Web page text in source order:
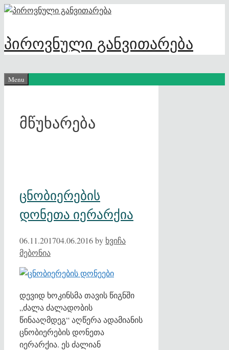
Skip
content
პიროვნული განვითარება
Menu
მწუხარება
ცნობიერების
დონეთა იერარქია
06.11.201704.06.2016by ხვიჩა
მებონია
დევიდ ხოკინსმა თავის წიგნში
„ძალა ძალადობის
წინააღმდეგ“ აღწერა ადამიანის
ცნობიერების დონეთა
იერარქია. ეს ძალიან